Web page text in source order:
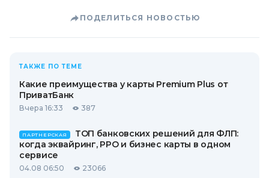
ПОДЕЛИТЬСЯ НОВОСТЬЮ
ТАКЖЕ ПО ТЕМЕ
Какие преимущества у карты Premium Plus от
ПриватБанк
Вчера 16:33 387
ПАРТНЕРСКАЯ
ТОП банковских решений для ФЛП:
когда эквайринг, РРО и бизнес карты в одном
сервисе
04.08 06:50 23066